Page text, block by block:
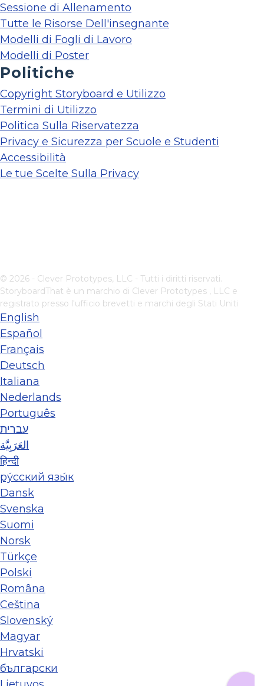
Sessione di Allenamento
Tutte le Risorse Dell'insegnante
Modelli di Fogli di Lavoro
Modelli di Poster
Politiche
Copyright Storyboard e Utilizzo
Termini di Utilizzo
Politica Sulla Riservatezza
Privacy e Sicurezza per Scuole e Studenti
Accessibilità
Le tue Scelte Sulla Privacy
© 2026 - Clever Prototypes, LLC - Tutti i diritti riservati.
StoryboardThat è un marchio di Clever Prototypes , LLC e
registrato presso l'ufficio brevetti e marchi degli Stati Uniti
English
Español
Français
Deutsch
Italiana
Nederlands
Português
עברית
العَرَبِيَّة
हिन्दी
ру́сский язы́к
Dansk
Svenska
Suomi
Norsk
Türkçe
Polski
Româna
Ceština
Slovenský
Magyar
Hrvatski
български